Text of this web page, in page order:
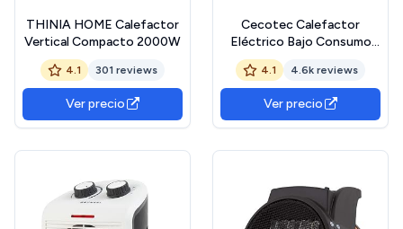
THINIA HOME Calefactor
Vertical Compacto 2000W
4.1 301 reviews
Ver precio
Cecotec Calefactor
Eléctrico Bajo Consumo
Cerámico Ready Warm
5200 Box Ceramic. 2000 W,
Pantalla Digital, IPX2,
Temporizador, 3 Modos,
Protección
4.1 4.6k reviews
Ver precio